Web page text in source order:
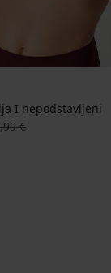
I nepodstavljeni
cijena
€